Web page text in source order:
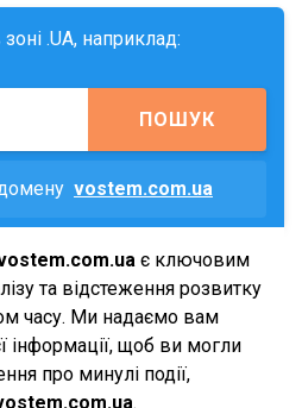
.UA, наприклад:
ПОШУК
vostem.com.ua
є ключовим
та відстеження розвитку
часу. Ми надаємо вам
інформації, щоб ви могли
про минулі події,
.